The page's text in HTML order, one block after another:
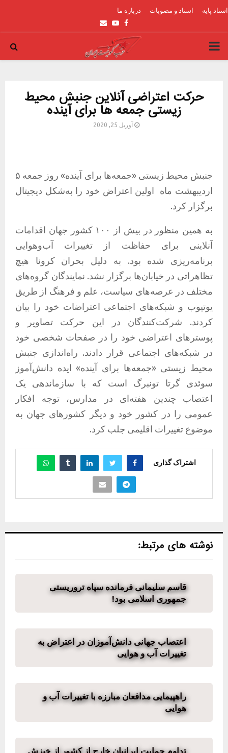
اسناد پایه اسناد و مصوبات درباره ما
Facebook
Youtube
Email
PRIMARY
حرکت اعتراضی آنلاین جنبش محیط
زیستی جمعه ها برای آینده
آوریل 25, 2020
جنبش محیط زیستی «جمعه‌ها برای آینده» روز جمعه ۵
اردیبهشت ماه
اولین اعتراض خود را به‌شکل دیجیتال
برگزار کرد.
به همین منظور در بیش از ۱۰۰ کشور جهان اقدامات
آنلاینی برای حفاظت از تغییرات آب‌وهوایی
برنامه‌ریزی شده بود. به دلیل بحران کرونا هیچ
تظاهراتی در خیابان‌ها برگزار نشد. نمایندگان گروه‌های
مختلف در عرصه‌های سیاست، علم و فرهنگ از طریق
یوتیوب و شبکه‌های اجتماعی اعتراضات خود را بیان
کردند. شرکت‌کنندگان در این حرکت تصاویر و
پوسترهای اعتراضی خود را در صفحات شخصی خود
در شبکه‌های اجتماعی قرار دادند. راه‌اندازی جنبش
محیط زیستی «جمعه‌ها برای آینده» ایده دانش‌آموز
سوئدی گرتا تونبرگ است که با سازماندهی یک
اعتصاب چندین هفته‌ای در مدارس، توجه افکار
عمومی را در کشور خود و دیگر کشورهای جهان به
موضوع تغییرات اقلیمی جلب کرد.
اشتراک گذاری
نوشته های مرتبط:
قاسم سلیمانی فرمانده سپاه تروریستی
جمهوری اسلامی بود!
اعتصاب جهانی دانش‌آموزان در اعتراض به
تغییرات آب و هوایی
راهپیمایی مدافعان مبارزه با تغییرات آب و
هوایی
تداوم حمایت ایرانیان خارج از کشور از خیزش